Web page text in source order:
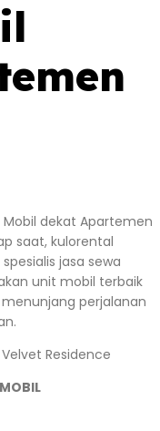
dekat Apartemen
saat, kulorental
jasa sewa
unit mobil terbaik
perjalanan